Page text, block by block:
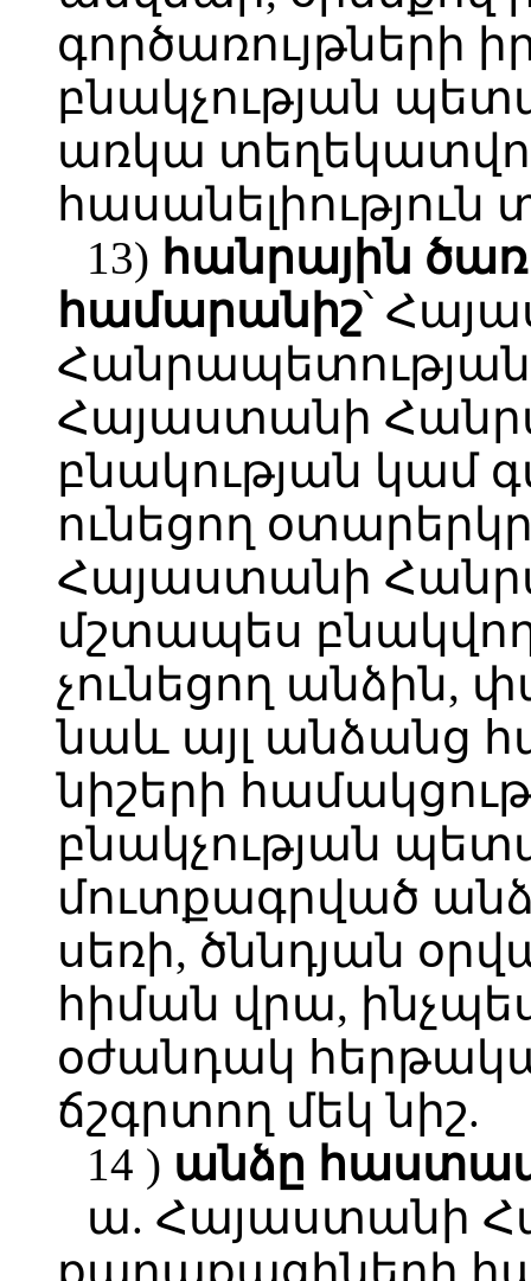
գործառույթների
բնակչության
առկա
հասանելիություն
13) հանրային
համարանիշ՝
Հայաստանի
բնակության կամ
ունեցող
Հայաստանի
մշտապես
չունեցող անձին,
նաև այլ անձանց
նիշերի
բնակչության
մուտքագրված
սեռի, ծննդյան
հիման վրա,
օժանդակ
ճշգրտող մեկ նիշ.
14 ) անձը
ա. Հայաստանի